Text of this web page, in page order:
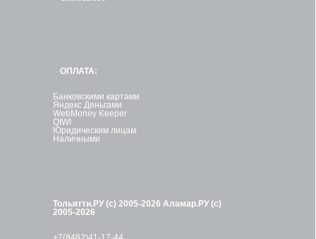
ОПЛАТА:
Банковскими картами
Яндекс Деньгами
WebMoney Keeper
QIWI
Юридическим лицам
Наличными
Тольятти.РУ (с) 2005-2026 Аламар.РУ (с)
2005-2026